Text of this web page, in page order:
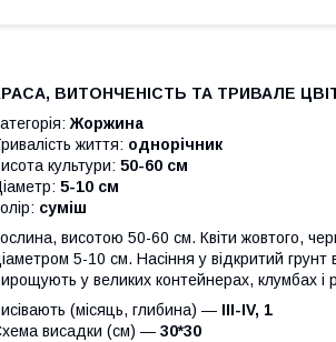
ВИТОНЧЕНІСТЬ ТА ТРИВАЛЕ
Жоржина
життя: однорічник
культури: 50-60 см
5-10 см
суміш
висотою 50-60 см. Квіти жовтого,
5-10 см. Насіння у відкритий грунт
у великих контейнерах, клумбах і
(місяць, глибина) — III-IV, 1
висадки (см) — 30*30